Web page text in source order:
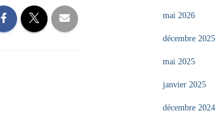
mai 2026
décembre 2025
mai 2025
janvier 2025
décembre 2024